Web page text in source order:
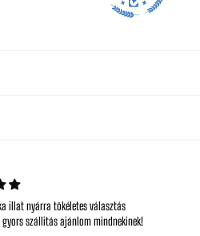
illat nyárra tökéletes választás
gyors szállitás ajánlom mindnekinek!